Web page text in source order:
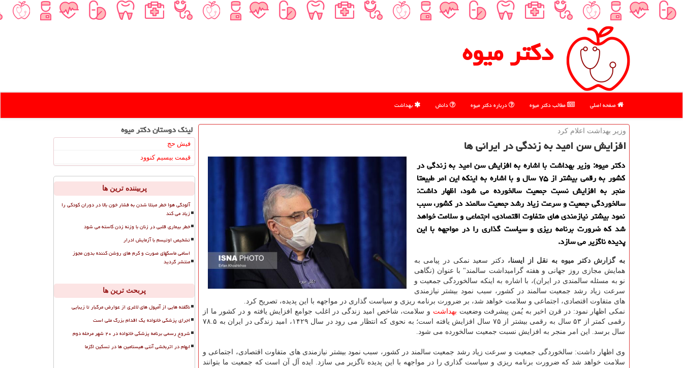
دكتر میوه
صفحه اصلی مطالب دكتر میوه درباره دكتر میوه دانش بهداشت
وزیر بهداشت اعلام كرد
افزایش سن امید به زندگی در ایرانی ها
دكتر میوه: وزیر بهداشت با اشاره به افزایش سن امید به زندگی در
كشور به رقمی بیشتر از ۷۵ سال و با اشاره به اینكه این امر طبیعتا
منجر به افزایش نسبت جمعیت سالخورده می شود، اظهار داشت:
سالخوردگی جمعیت و سرعت زیاد رشد جمعیت سالمند در كشور، سبب
نمود بیشتر نیازمندی های متفاوت اقتصادی، اجتماعی و سلامت خواهد
شد كه ضرورت برنامه ریزی و سیاست گذاری را در مواجهه با این
پدیده ناگزیر می سازد.
به گزارش دکتر میوه به نقل از ایسنا، دکتر سعید نمکی در پیامی به
همایش مجازی روز جهانی و هفته گرامیداشت سالمند" با عنوان (نگاهی
نو به مسئله سالمندی در ایران)، با اشاره به اینکه سالخوردگی جمعیت و
سرعت زیاد رشد جمعیت سالمند در کشور، سبب نمود بیشتر نیازمندی
های متفاوت اقتصادی، اجتماعی و سلامت خواهد شد، بر ضرورت برنامه ریزی و سیاست گذاری در مواجهه با این پدیده، تصریح کرد.
نمکی اظهار نمود: در قرن اخیر به یُمن پیشرفت وضعیت بهداشت و سلامت، شاخص امید زندگی در اغلب جوامع افزایش یافته و در کشور ما از
رقمی کمتر از ۵۳ سال به رقمی بیشتر از ۷۵ سال افزایش یافته است؛ به نحوی که انتظار می رود در سال ۱۴۲۹، امید زندگی در ایران به ۷۸.۵
سال برسد. این امر منجر به افزایش نسبت جمعیت سالخورده می شود.
وی اظهار داشت: سالخوردگی جمعیت و سرعت زیاد رشد جمعیت سالمند در کشور، سبب نمود بیشتر نیازمندی های متفاوت اقتصادی، اجتماعی و
سلامت خواهد شد که ضرورت برنامه ریزی و سیاست گذاری را در مواجهه با این پدیده ناگزیر می سازد. ایده آل آن است که جمعیت ما بتوانند
لینک دوستان دكتر میوه
فیش حج
قیمت بیسیم کنوود
پربیننده ترین ها
آلودگی هوا خطر مبتلا شدن به فشار خون بالا در دوران کودکی را
زیاد می کند
خطر بیماری قلبی در زنان با وزنه زدن کاسته می شود
تشخیص اوتیسم با آزمایش ادرار
اسامی ماسکهای صورت و کرم های روشن کننده بدون مجوز
منتشر گردید
پربحث ترین ها
ناگفته هایی از آمپول های لاغری از عوارض مرگبار تا زیبایی
اجرای پزشکی خانواده یک اقدام بزرگ ملی است
شروع رسمی برنامه پزشکی خانواده در ۲۰ شهر مرحله دوم
ابهام در اثربخشی آنتی هیستامین ها در تسکین اگزما